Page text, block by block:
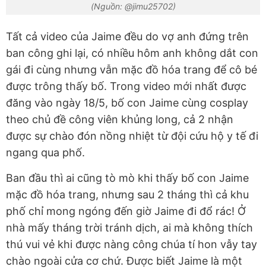
(Nguồn: @jimu25702)
Tất cả video của Jaime đều do vợ anh đứng trên
ban công ghi lại, có nhiều hôm anh không dắt con
gái đi cùng nhưng vẫn mặc đồ hóa trang để cô bé
được trông thấy bố. Trong video mới nhất được
đăng vào ngày 18/5, bố con Jaime cùng cosplay
theo chủ đề công viên khủng long, cả 2 nhận
được sự chào đón nồng nhiệt từ đội cứu hộ y tế đi
ngang qua phố.
Ban đầu thì ai cũng tò mò khi thấy bố con Jaime
mặc đồ hóa trang, nhưng sau 2 tháng thì cả khu
phố chỉ mong ngóng đến giờ Jaime đi đổ rác! Ở
nhà mấy tháng trời tránh dịch, ai mà không thích
thú vui vẻ khi được nàng công chúa tí hon vẫy tay
chào ngoài cửa cơ chứ. Được biết Jaime là một